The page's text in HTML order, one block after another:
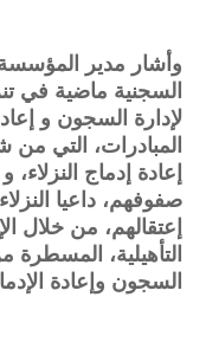
وأشار مدير
السجنية ماضية في
لإدارة السجون و
المبادرات، التي
إعادة إدماج
صفوفهم، داعيا
إعتقالهم، من خلال
التأهيلية، المسطرة
السجون وإعادة